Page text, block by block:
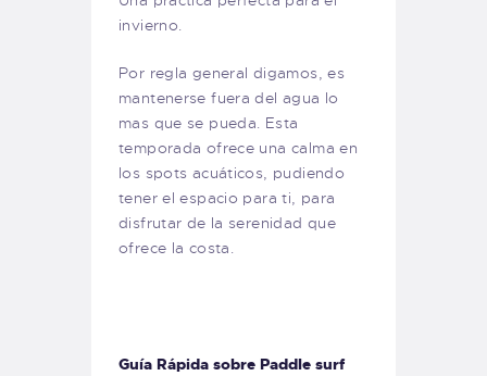
invierno.
Por regla general digamos, es
mantenerse fuera del agua lo
mas que se pueda. Esta
temporada ofrece una calma en
los spots acuáticos, pudiendo
tener el espacio para ti, para
disfrutar de la serenidad que
ofrece la costa.
Guía Rápida sobre Paddle surf